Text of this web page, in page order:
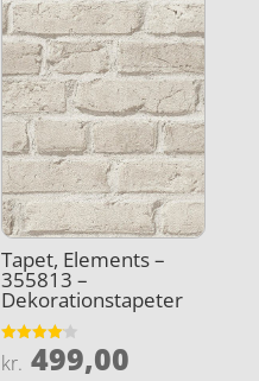
Tapet, Elements –
355813 –
Dekorationstapeter
Vurderet
4.1
kr. 499,00